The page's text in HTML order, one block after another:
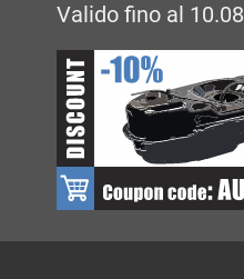
Valido fino al